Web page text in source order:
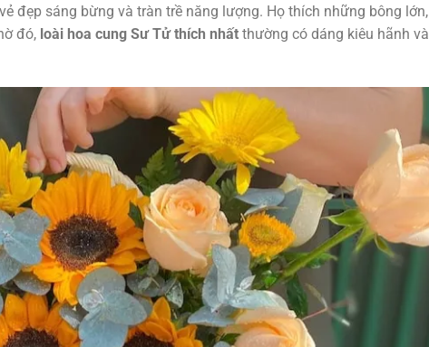
đẹp sáng bừng và tràn trề năng lượng. Họ thích những bông lớn,
đó, loài hoa cung Sư Tử thích nhất thường có dáng kiêu hãnh và